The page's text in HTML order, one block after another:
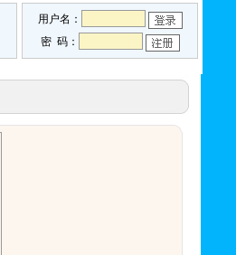
用户名：
密 码：